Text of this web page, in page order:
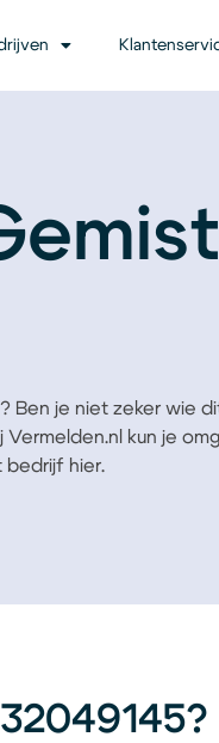
Ben je niet zeker wie
kun je
bedrijf hier.